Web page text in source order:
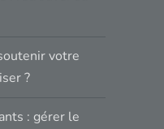
votre
?
: gérer le